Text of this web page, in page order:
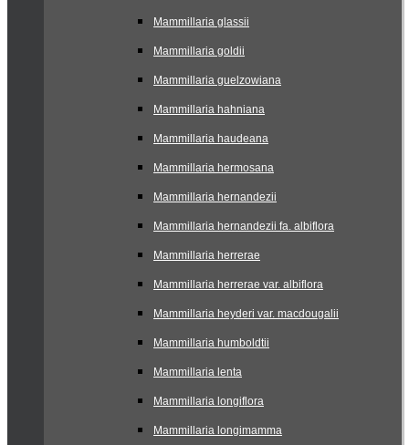
Mammillaria glassii
Mammillaria goldii
Mammillaria guelzowiana
Mammillaria hahniana
Mammillaria haudeana
Mammillaria hermosana
Mammillaria hernandezii
Mammillaria hernandezii fa. albiflora
Mammillaria herrerae
Mammillaria herrerae var. albiflora
Mammillaria heyderi var. macdougalii
Mammillaria humboldtii
Mammillaria lenta
Mammillaria longiflora
Mammillaria longimamma